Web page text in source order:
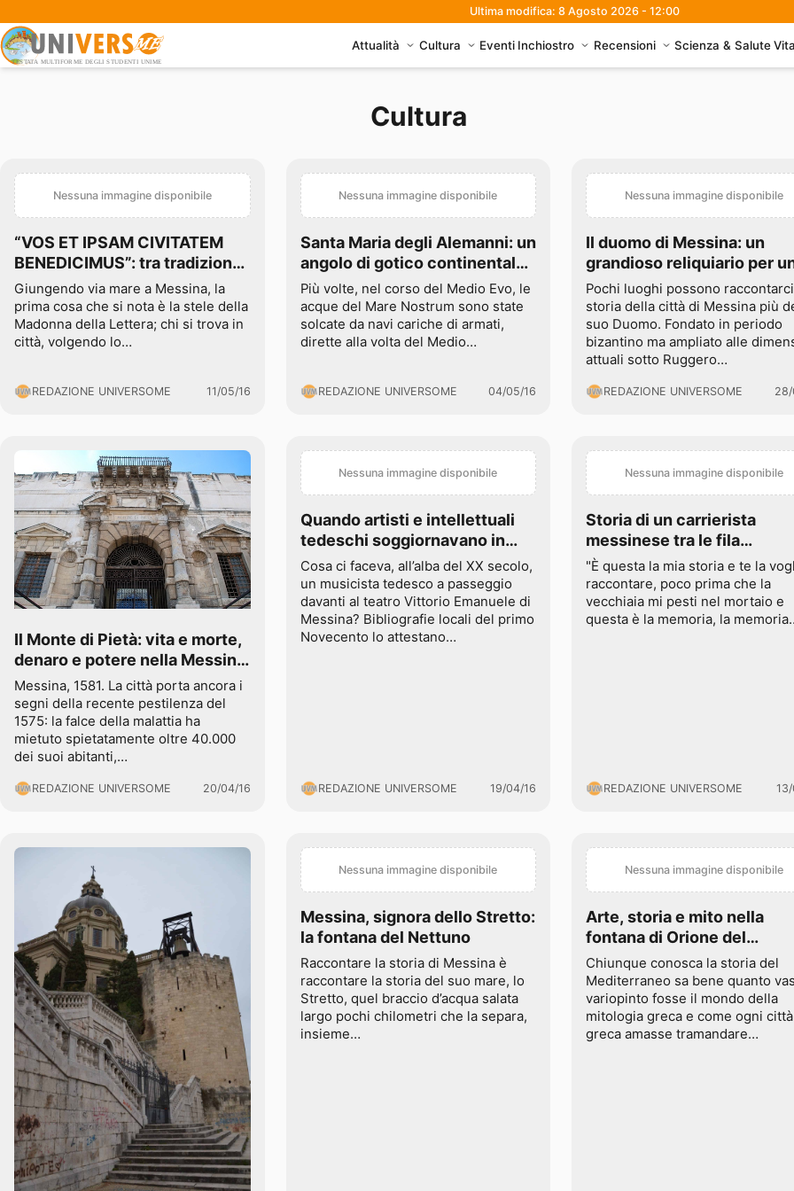
Ultima modifica: 8 Agosto 2026 - 12:00
Attualità Cultura Eventi Inchiostro Recensioni Scienza & Salute
Cultura
Nessuna immagine disponibile
“VOS ET IPSAM CIVITATEM
BENEDICIMUS”: tra tradizione,
religione, storia e curiosità
Giungendo via mare a Messina, la
prima cosa che si nota è la stele della
Madonna della Lettera; chi si trova in
città, volgendo lo…
REDAZIONE UNIVERSOME 11/05/16
Nessuna immagine disponibile
Santa Maria degli Alemanni: un
angolo di gotico continentale,
nel cuore del Mediterraneo
Più volte, nel corso del Medio Evo, le
acque del Mare Nostrum sono state
solcate da navi cariche di armati,
dirette alla volta del Medio…
REDAZIONE UNIVERSOME 04/05/16
Nessuna immagine disponibile
Il duomo di Messina: un
grandioso reliquiario per
città che non molla
Pochi luoghi possono
storia della città di Messina più
suo Duomo. Fondato in periodo
bizantino ma ampliato alle
attuali sotto Ruggero…
REDAZIONE UNIVERSOME
Il Monte di Pietà: vita e morte,
denaro e potere nella Messina
barocca
Messina, 1581. La città porta ancora i
segni della recente pestilenza del
1575: la falce della malattia ha
mietuto spietatamente oltre 40.000
dei suoi abitanti,…
REDAZIONE UNIVERSOME 20/04/16
Nessuna immagine disponibile
Quando artisti e intellettuali
tedeschi soggiornavano in
Sicilia: Richard Wagner e il
teatro di Messina
Cosa ci faceva, all’alba del XX secolo,
un musicista tedesco a passeggio
davanti al teatro Vittorio Emanuele di
Messina? Bibliografie locali del primo
Novecento lo attestano…
REDAZIONE UNIVERSOME 19/04/16
Nessuna immagine disponibile
Storia di un carrierista
messinese tra le fila
islamiche, dalla penna di
André alle coste reggine:
Scipione Cicala
"È questa la mia storia e te la
raccontare, poco prima che la
vecchiaia mi pesti nel mortaio e
questa è la memoria, la
REDAZIONE UNIVERSOME
Nessuna immagine disponibile
Messina, signora dello Stretto:
la fontana del Nettuno
Raccontare la storia di Messina è
raccontare la storia del suo mare, lo
Stretto, quel braccio d’acqua salata
largo pochi chilometri che la separa,
insieme…
Nessuna immagine disponibile
Arte, storia e mito nella
fontana di Orione del
Montorsoli
Chiunque conosca la storia del
Mediterraneo sa bene quanto
variopinto fosse il mondo della
mitologia greca e come ogni città
greca amasse tramandare…